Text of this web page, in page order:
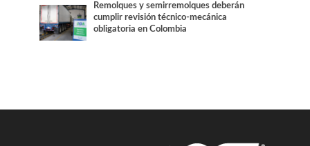
Remolques y semirremolques deberán
cumplir revisión técnico-mecánica
obligatoria en Colombia